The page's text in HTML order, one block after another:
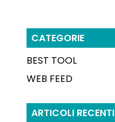
CATEGORIE
BEST TOOL
WEB FEED
ARTICOLI RECENTI